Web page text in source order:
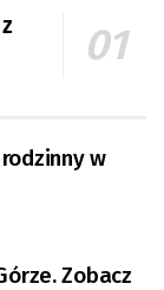
w
Zobacz